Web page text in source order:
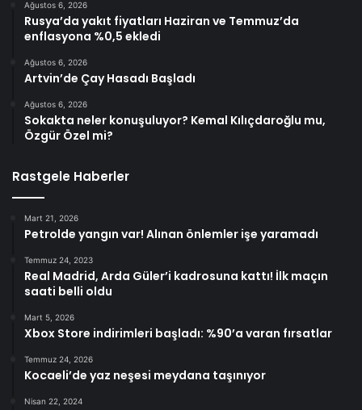
Ağustos 6, 2026
Rusya’da yakıt fiyatları Haziran ve Temmuz’da
enflasyona %0,5 ekledi
Ağustos 6, 2026
Artvin’de Çay Hasadı Başladı
Ağustos 6, 2026
Sokakta neler konuşuluyor? Kemal Kılıçdaroğlu mu,
Özgür Özel mi?
Rastgele Haberler
Mart 21, 2026
Petrolde yangın var! Alınan önlemler işe yaramadı
Temmuz 24, 2023
Real Madrid, Arda Güler’i kadrosuna kattı! İlk maçın
saati belli oldu
Mart 5, 2026
Xbox Store indirimleri başladı: %90’a varan fırsatlar
Temmuz 24, 2026
Kocaeli’de yaz neşesi meydana taşınıyor
Nisan 22, 2024